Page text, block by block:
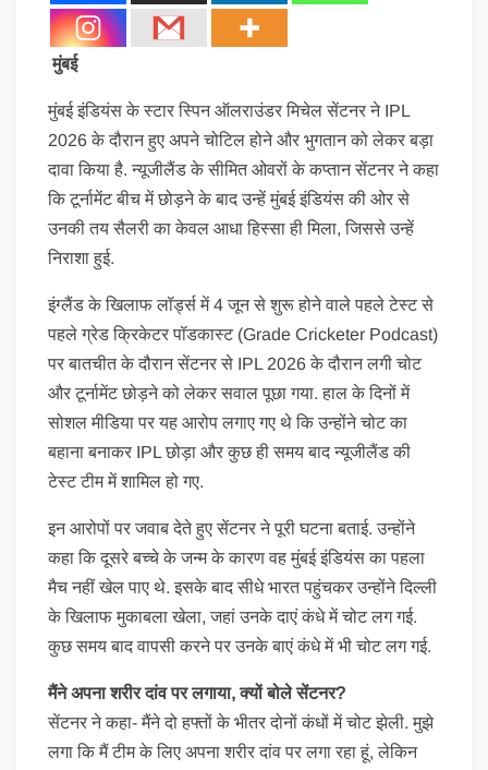
मुंबई
मुंबई इंडियंस के स्टार स्पिन ऑलराउंडर मिचेल सेंटनर ने IPL
2026 के दौरान हुए अपने चोटिल होने और भुगतान को लेकर बड़ा
दावा किया है. न्यूजीलैंड के सीमित ओवरों के कप्तान सेंटनर ने कहा
कि टूर्नामेंट बीच में छोड़ने के बाद उन्हें मुंबई इंडियंस की ओर से
उनकी तय सैलरी का केवल आधा हिस्सा ही मिला, जिससे उन्हें
निराशा हुई.
इंग्लैंड के खिलाफ लॉर्ड्स में 4 जून से शुरू होने वाले पहले टेस्ट से
पहले ग्रेड क्रिकेटर पॉडकास्ट (Grade Cricketer Podcast)
पर बातचीत के दौरान सेंटनर से IPL 2026 के दौरान लगी चोट
और टूर्नामेंट छोड़ने को लेकर सवाल पूछा गया. हाल के दिनों में
सोशल मीडिया पर यह आरोप लगाए गए थे कि उन्होंने चोट का
बहाना बनाकर IPL छोड़ा और कुछ ही समय बाद न्यूजीलैंड की
टेस्ट टीम में शामिल हो गए.
इन आरोपों पर जवाब देते हुए सेंटनर ने पूरी घटना बताई. उन्होंने
कहा कि दूसरे बच्चे के जन्म के कारण वह मुंबई इंडियंस का पहला
मैच नहीं खेल पाए थे. इसके बाद सीधे भारत पहुंचकर उन्होंने दिल्ली
के खिलाफ मुकाबला खेला, जहां उनके दाएं कंधे में चोट लग गई.
कुछ समय बाद वापसी करने पर उनके बाएं कंधे में भी चोट लग गई.
मैंने अपना शरीर दांव पर लगाया, क्यों बोले सेंटनर?
सेंटनर ने कहा- मैंने दो हफ्तों के भीतर दोनों कंधों में चोट झेली. मुझे
लगा कि मैं टीम के लिए अपना शरीर दांव पर लगा रहा हूं, लेकिन